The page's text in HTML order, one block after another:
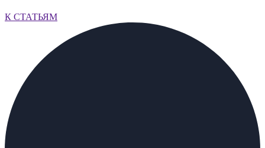
К СТАТЬЯМ